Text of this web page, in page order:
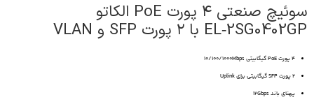
سوئیچ صنعتی ۴ پورت PoE الکاتو
EL‑2SG0402GP با ۲ پورت SFP و VLAN
۴ پورت PoE گیگابیتی 10/100/1000Mbps
۲ پورت SFP گیگابیتی برای Uplink
پهنای باند ۱۲Gbps